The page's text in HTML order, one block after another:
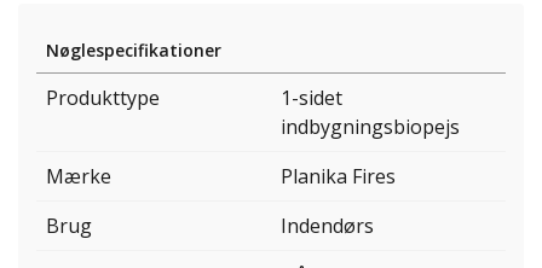
Nøglespecifikationer
Produkttype
1-sidet
indbygningsbiopejs
Mærke
Planika Fires
Brug
Indendørs